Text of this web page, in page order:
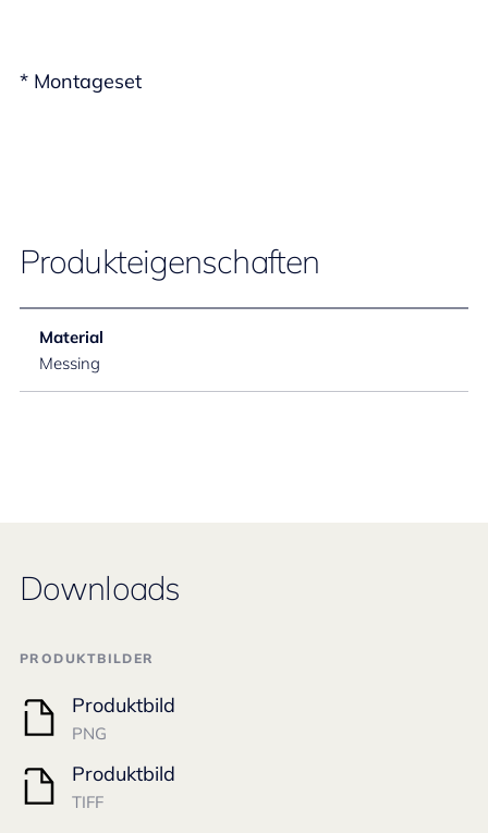
* Montageset
Produkteigenschaften
Material
Messing
Downloads
PRODUKTBILDER
Produktbild
PNG
Produktbild
TIFF